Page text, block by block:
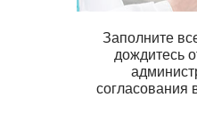
Заполните
дождитесь
согласования